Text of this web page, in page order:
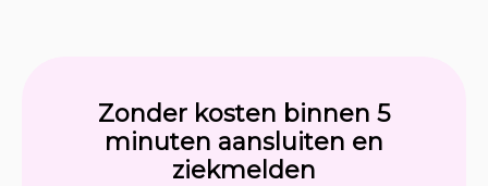
Zonder kosten binnen 5
minuten aansluiten en
ziekmelden